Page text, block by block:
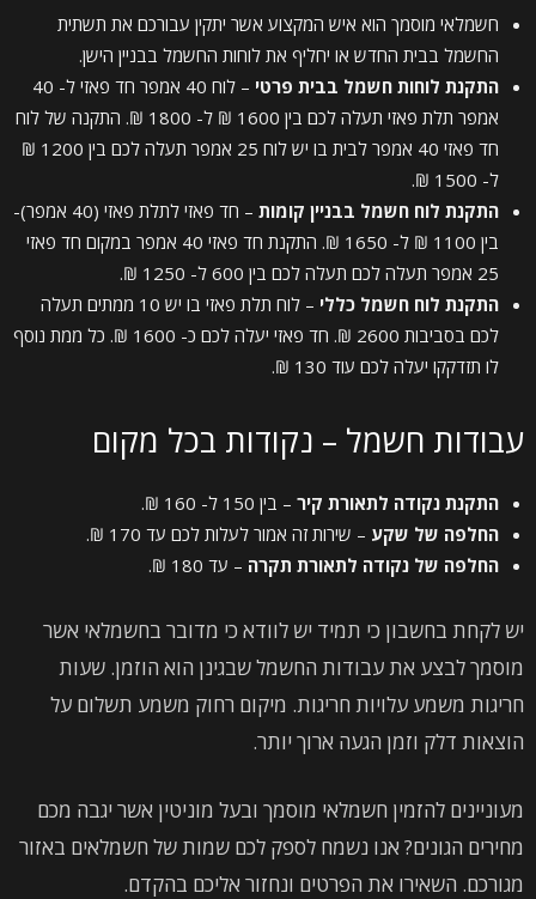
חשמלאי מוסמך הוא איש המקצוע אשר יתקין עבורכם את תשתית
החשמל בבית החדש או יחליף את לוחות החשמל בבניין הישן.
התקנת לוחות חשמל בבית פרטי
– לוח 40 אמפר חד פאזי ל- 40
אמפר תלת פאזי תעלה לכם בין 1600 ₪ ל- 1800 ₪. התקנה של לוח
חד פאזי 40 אמפר לבית בו יש לוח 25 אמפר תעלה לכם בין 1200 ₪
ל- 1500 ₪.
התקנת לוח חשמל בבניין קומות
– חד פאזי לתלת פאזי (40 אמפר)-
בין 1100 ₪ ל- 1650 ₪. התקנת חד פאזי 40 אמפר במקום חד פאזי
25 אמפר תעלה לכם תעלה לכם בין 600 ל- 1250 ₪.
התקנת לוח חשמל כללי
– לוח תלת פאזי בו יש 10 ממתים תעלה
לכם בסביבות 2600 ₪. חד פאזי יעלה לכם כ- 1600 ₪. כל ממת נוסף
לו תזדקקו יעלה לכם עוד 130 ₪.
עבודות חשמל – נקודות בכל מקום
התקנת נקודה לתאורת קיר – בין 150 ל- 160 ₪.
החלפה של שקע – שירות זה אמור לעלות לכם עד 170 ₪.
החלפה של נקודה לתאורת תקרה – עד 180 ₪.
יש לקחת בחשבון כי תמיד יש לוודא כי מדובר בחשמלאי אשר
מוסמך לבצע את עבודות החשמל שבגינן הוא הוזמן. שעות
חריגות משמע עלויות חריגות. מיקום רחוק משמע תשלום על
הוצאות דלק וזמן הגעה ארוך יותר.
מעוניינים להזמין חשמלאי מוסמך ובעל מוניטין אשר יגבה מכם
מחירים הגונים? אנו נשמח לספק לכם שמות של חשמלאים באזור
מגורכם. השאירו את הפרטים ונחזור אליכם בהקדם.